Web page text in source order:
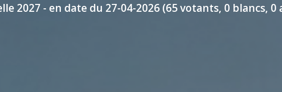
2027 - en date du 27-04-2026 (65 votants, 0 blancs,